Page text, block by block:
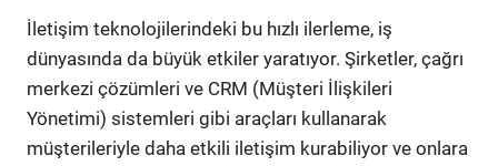
İletişim teknolojilerindeki bu hızlı ilerleme, iş
dünyasında da büyük etkiler yaratıyor. Şirketler, çağrı
merkezi çözümleri ve CRM (Müşteri İlişkileri
Yönetimi) sistemleri gibi araçları kullanarak
müşterileriyle daha etkili iletişim kurabiliyor ve onlara